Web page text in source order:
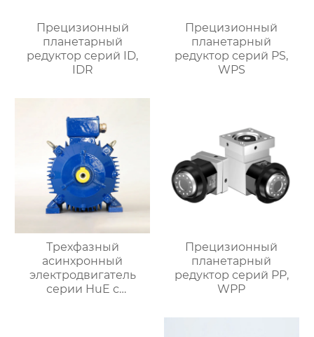
Прецизионный
планетарный
редуктор серий ID,
IDR
Прецизионный
планетарный
редуктор серий PS,
WPS
Трехфазный
асинхронный
электродвигатель
серии HuE с
Прецизионный
планетарный
редуктор серий PP,
WPP